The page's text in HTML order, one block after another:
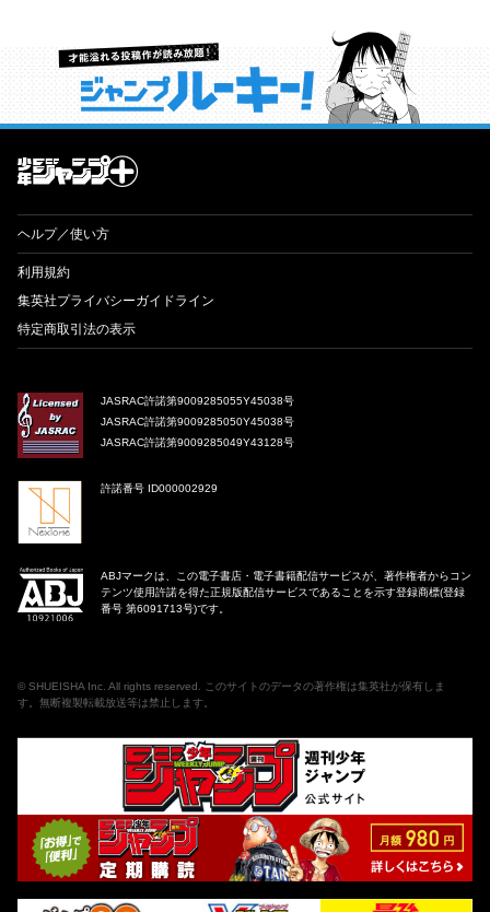
才能溢れる投稿作が読み放題！ ジャンプルーキー！
ヘルプ／使い方
利用規約
集英社プライバシーガイドライン
特定商取引法の表示
JASRAC許諾第9009285055Y45038号
JASRAC許諾第9009285050Y45038号
JASRAC許諾第9009285049Y43128号
許諾番号 ID000002929
ABJマークは、この電子書店・電子書籍配信サービスが、著作権者からコン
テンツ使用許諾を得た正規版配信サービスであることを示す登録商標(登録
番号 第6091713号)です。
© SHUEISHA Inc. All rights reserved. このサイトのデータの著作権は集英社が保有しま
す。無断複製転載放送等は禁止します。